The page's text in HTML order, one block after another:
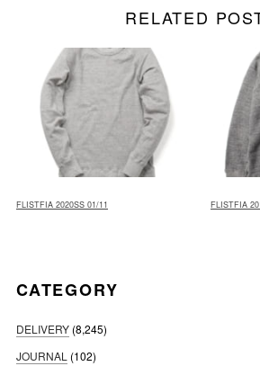
RELATED
FLISTFIA 2020SS 01/11 FLISTFIA
CATEGORY
DELIVERY (8,245)
JOURNAL (102)